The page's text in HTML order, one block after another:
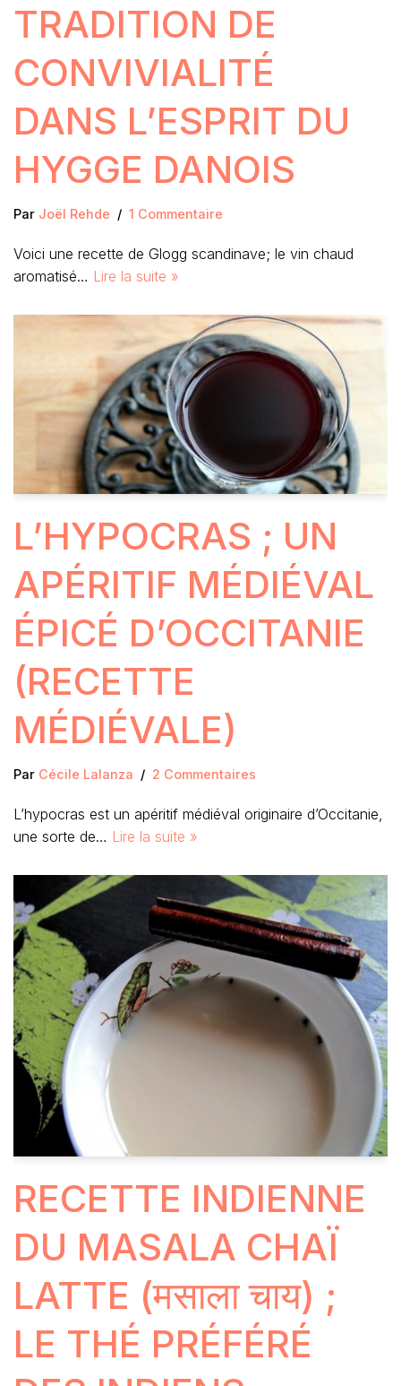
TRADITION DE
CONVIVIALITÉ
DANS L’ESPRIT DU
HYGGE DANOIS
Par Joël Rehde 1 Commentaire
Voici une recette de Glogg scandinave; le vin chaud
aromatisé… Lire la suite »
L’HYPOCRAS ; UN
APÉRITIF MÉDIÉVAL
ÉPICÉ D’OCCITANIE
(RECETTE
MÉDIÉVALE)
Par Cécile Lalanza 2 Commentaires
L’hypocras est un apéritif médiéval originaire d’Occitanie,
une sorte de… Lire la suite »
RECETTE INDIENNE
DU MASALA CHAÏ
LATTE (मसाला चाय) ;
LE THÉ PRÉFÉRÉ